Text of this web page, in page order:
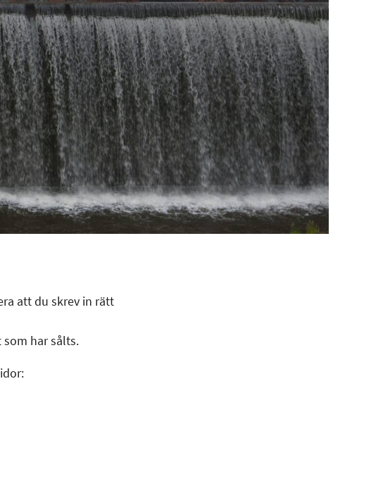
att du skrev in rätt
har sålts.